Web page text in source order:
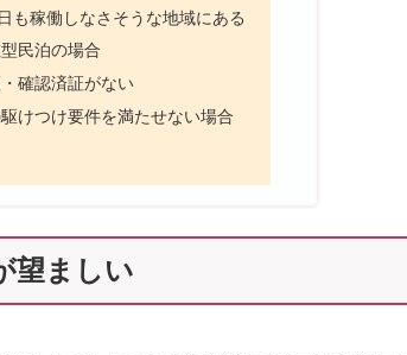
も稼働しなさそうな地域にある
民泊の場合
確認済証がない
けつけ要件を満たせない場合
望ましい